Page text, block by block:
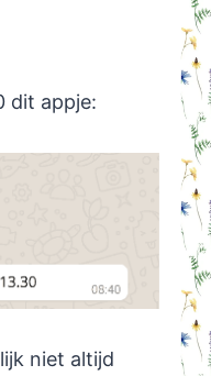
dit appje:
niet altijd